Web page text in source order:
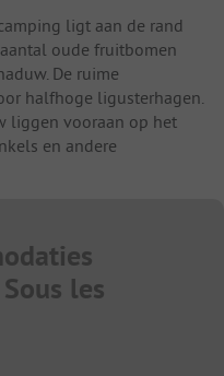
ligt aan de rand
oude fruitbomen
De ruime
halfhoge ligusterhagen.
liggen vooraan op het
en andere
les